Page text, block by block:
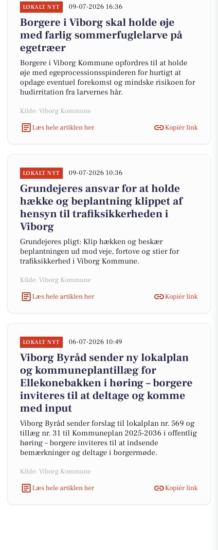
LOKALT NYT 09-07-2026 16:36
Borgere i Viborg skal holde øje
med farlig sommerfuglelarve på
egetræer
Borgere i Viborg Kommune opfordres til at holde
øje med egeprocessionsspinderen for hurtigt at
opdage eventuel forekomst og mindske risikoen for
hudirritation fra larvernes hår.
Kilde: Viborg Kommune
Læs hele artiklen her
Kopiér link
LOKALT NYT 09-07-2026 10:36
Grundejeres ansvar for at holde
hække og beplantning klippet af
hensyn til trafiksikkerheden i
Viborg
Grundejeres pligt: Klip hækken og beskær
beplantningen ud mod veje, fortove og stier for
trafiksikkerhed i Viborg Kommune.
Kilde: Viborg Kommune
Læs hele artiklen her
Kopiér link
LOKALT NYT 06-07-2026 10:49
Viborg Byråd sender ny lokalplan
og kommuneplantillæg for
Ellekonebakken i høring – borgere
inviteres til at deltage og komme
med input
Viborg Byråd sender forslag til lokalplan nr. 569 og
tillæg nr. 31 til Kommuneplan 2025-2036 i offentlig
høring – borgere inviteres til at indsende
bemærkninger og deltage i borgermøde.
Kilde: Viborg Kommune
Læs hele artiklen her
Kopiér link